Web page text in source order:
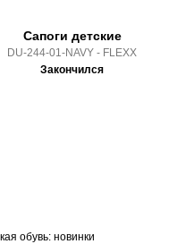
Сапоги детские
DU-244-01-NAVY - FLEXX
Закончился
обувь: новинки